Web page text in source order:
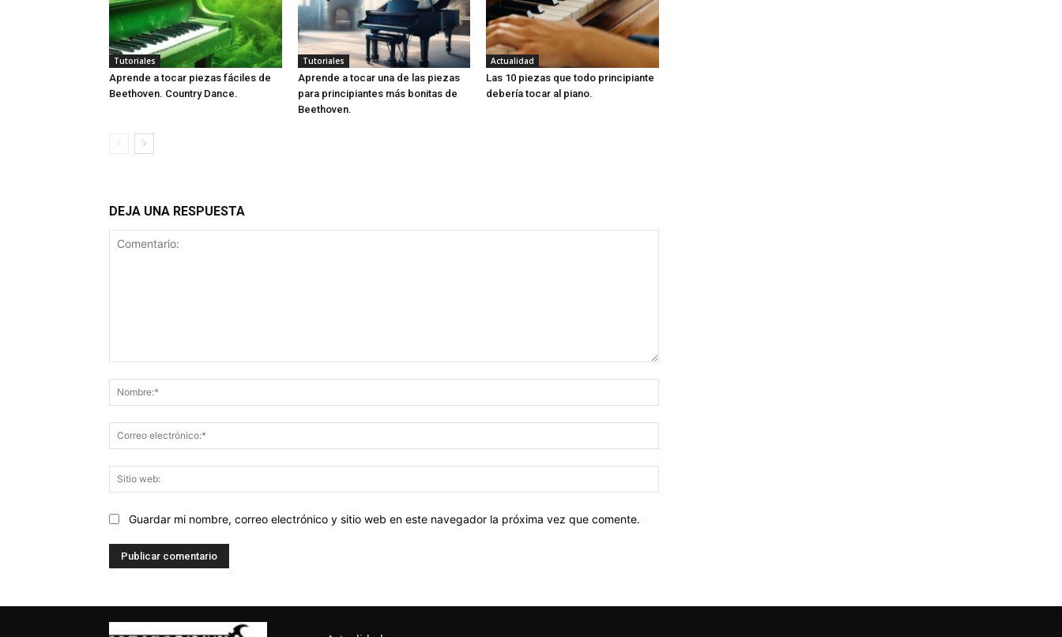
Tutoriales
Aprende a tocar piezas fáciles de
Beethoven. Country Dance.
Tutoriales
Aprende a tocar una de las piezas
para principiantes más bonitas de
Beethoven.
Actualidad
Las 10 piezas que todo principiante
debería tocar al piano.
DEJA UNA RESPUESTA
electrónico:*
web:
Guardar mi nombre, correo electrónico y sitio web en este navegador la próxima vez que comente.